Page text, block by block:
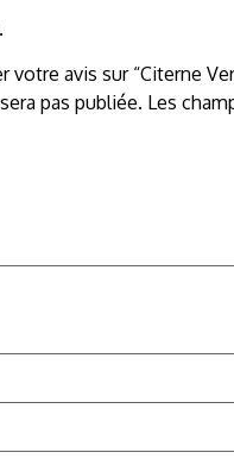
votre avis sur “Citerne
pas publiée. Les